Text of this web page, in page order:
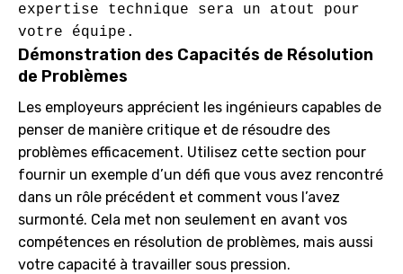
expertise technique sera un atout pour
Démonstration des Capacités de Résolution
de Problèmes
Les employeurs apprécient les ingénieurs capables de
penser de manière critique et de résoudre des
problèmes efficacement. Utilisez cette section pour
fournir un exemple d’un défi que vous avez rencontré
dans un rôle précédent et comment vous l’avez
surmonté. Cela met non seulement en avant vos
compétences en résolution de problèmes, mais aussi
votre capacité à travailler sous pression.